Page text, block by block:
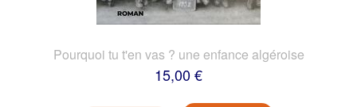
Pourquoi tu t'en vas ? une enfance algéroise
15,00 €